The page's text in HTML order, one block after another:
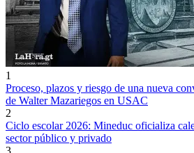
1
Proceso, plazos y riesgo de una nueva
de Walter Mazariegos en USAC
2
Ciclo escolar 2026: Mineduc oficializa
sector público y privado